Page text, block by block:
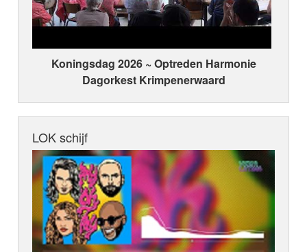
Koningsdag 2026 ~ Optreden Harmonie
Dagorkest Krimpenerwaard
LOK schijf